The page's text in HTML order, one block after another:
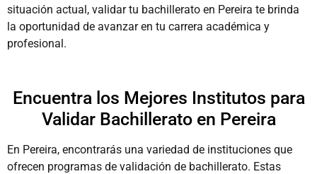
situación actual, validar tu bachillerato en Pereira te brinda
la oportunidad de avanzar en tu carrera académica y
profesional.
Encuentra los Mejores Institutos para
Validar Bachillerato en Pereira
En Pereira, encontrarás una variedad de instituciones que
ofrecen programas de validación de bachillerato. Estas